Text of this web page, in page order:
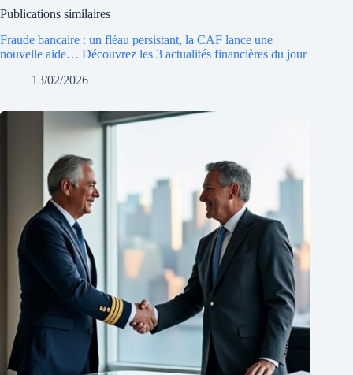
Publications similaires
Fraude bancaire : un fléau persistant, la CAF lance une
nouvelle aide… Découvrez les 3 actualités financières du jour
13/02/2026